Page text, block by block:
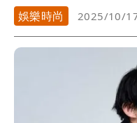
娛樂時尚
2025/10/